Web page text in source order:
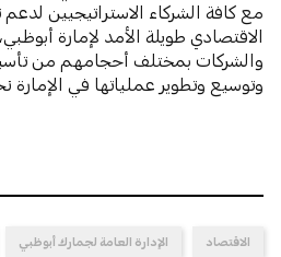
مع كافة الشركاء الاستراتيجيين
الاقتصادي طويلة الأمد لإمارة
والشركات بمختلف أحجامهم من
وتوسيع وتطوير عملياتها في الإمارة
الاقتصاد الإدارة العامة لجمارك أبوظبي